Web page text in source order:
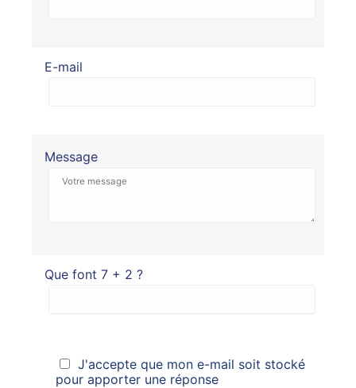
E-mail
Message
Que font 7 + 2 ?
J'accepte que mon e-mail soit stocké
pour apporter une réponse